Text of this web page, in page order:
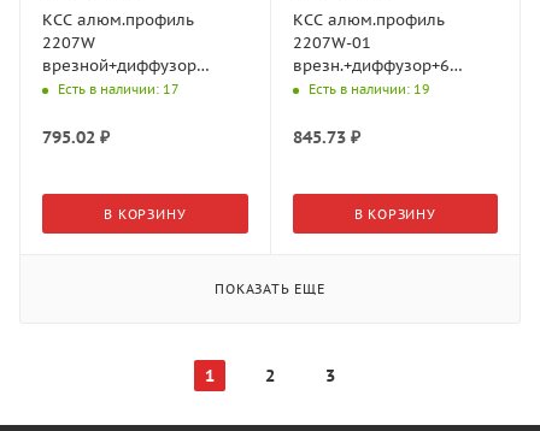
КСС алюм.профиль
2207W
врезной+диффузор
плоский+6 заглушек,
(GLS)
Есть в наличии: 17
795.02 ₽
В КОРЗИНУ
КСС алюм.профиль
2207W-01
врезн.+диффузор+6
клипс+ 6 загл., L=3м,
(GLS)
Есть в наличии: 19
845.73₽
В КОРЗИНУ
ПОКАЗАТЬ ЕЩЕ
1 2 3